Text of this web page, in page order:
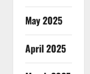
May 2025
April 2025